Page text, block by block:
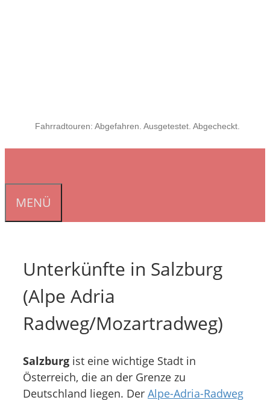
Fahrradtouren: Abgefahren. Ausgetestet. Abgecheckt.
MENÜ
Unterkünfte in Salzburg
(Alpe Adria
Radweg/Mozartradweg)
Salzburg ist eine wichtige Stadt in
Österreich, die an der Grenze zu
Deutschland liegen. Der Alpe-Adria-Radweg